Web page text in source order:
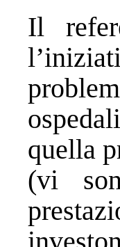
Il
quella
(vi